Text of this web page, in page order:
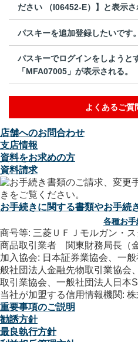
ださい （I06452-E）】と表示
パスキーを追加登録したいです。
パスキーでログインをしようと
「MFA07005」が表示される。
よくあるご質
店舗へのお問合わせ
支店情報
資料をお求めの方
資料請求
お手続きに関する書類やお手続
各種お
商号等: 三菱ＵＦＪモルガン・
商品取引業者 関東財務局長（
加入協会: 日本証券業協会、一
般社団法人金融先物取引業協会
取引業協会、一般社団法人日本
当社が加盟する信用情報機関:
重要事項のご説明
勧誘方針
最良執行方針